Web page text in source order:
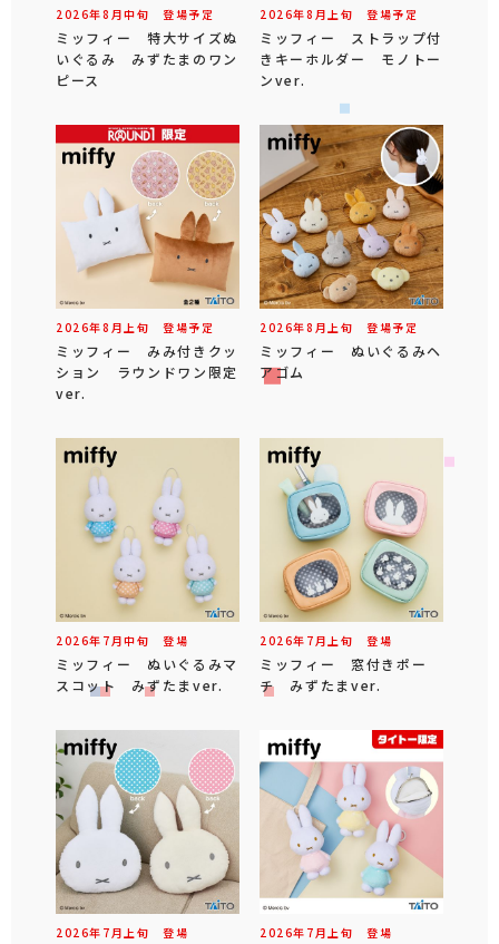
2026年8 月中旬 登場予定
ミッフィー 特大サイズぬ
いぐるみ みずたまのワン
ピース
2026年8 月 上旬 登場予定
ミッフィー ストラップ付
きキーホルダー モノトー
ンver.
2026年8 月 上旬 登場予定
ミッフィー みみ付きクッ
ション ラウンドワン限定
ver.
2026年8 月 上旬 登場予定
ミッフィー ぬいぐるみヘ
アゴム
2026年 7 月中旬 登場
ミッフィー ぬいぐるみマ
スコット みずたまver.
2026年 7 月 上旬 登場
ミッフィー 窓付きポー
チ みずたまver.
2026年 7 月 上旬 登場 2026年 7 月 上旬 登場